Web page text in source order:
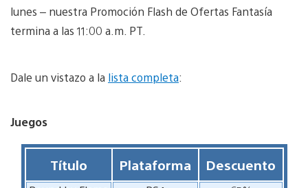
lunes – nuestra Promoción Flash de Ofertas Fantasía
termina a las 11:00 a.m. PT.
Dale un vistazo a la lista completa:
Juegos
Título Plataforma Descuento